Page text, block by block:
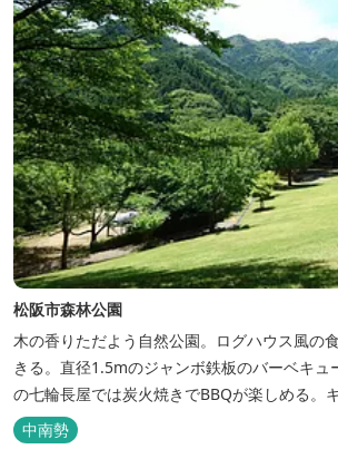
松阪市森林公園
木の香りただよう自然公園。ログハウス風の
きる。直径1.5mのジャンボ鉄板のバーベキュ
の七輪長屋では炭火焼きでBBQが楽しめる。
気で、週末は多くのキャンパーでにぎわって
タイプのテントサイトがある。展望台からは
中南勢